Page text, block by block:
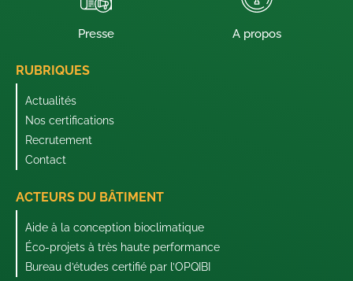
Presse A propos
RUBRIQUES
Actualités
Nos certifications
Recrutement
Contact
ACTEURS DU BÂTIMENT
Aide à la conception bioclimatique
Éco-projets à très haute performance
Bureau d’études certifié par l’OPQIBI